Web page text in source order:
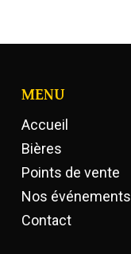
MENU
Accueil
Bières
Points de vente
Nos événements
Contact